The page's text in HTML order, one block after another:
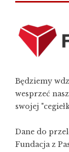
Będziemy
wesprzeć
swojej
Dane do
Fundacja z